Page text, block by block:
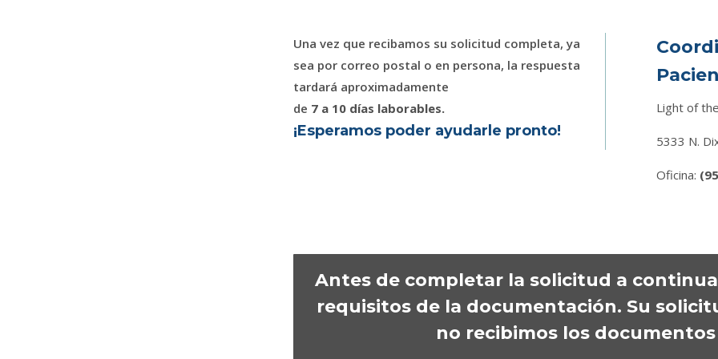
Una vez que recibamos su solicitud completa, ya
sea por correo postal o en persona, la respuesta
tardará aproximadamente
de 7 a 10 días laborables.
¡Esperamos poder ayudarle pronto!
Light of
5333 N.
Oficina:
Antes de completar la solicitud a
requisitos de la documentación. Su
no recibimos los